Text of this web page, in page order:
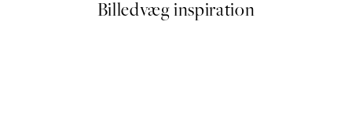
Billedvæg inspiration